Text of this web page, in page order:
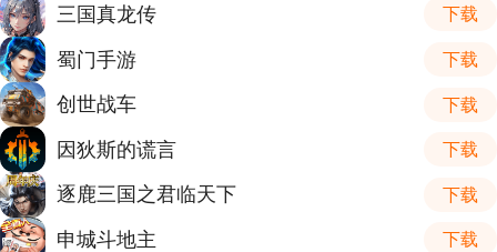
三国真龙传 下载
蜀门手游 下载
创世战车 下载
因狄斯的谎言 下载
逐鹿三国之君临天下 下载
申城斗地主 下载